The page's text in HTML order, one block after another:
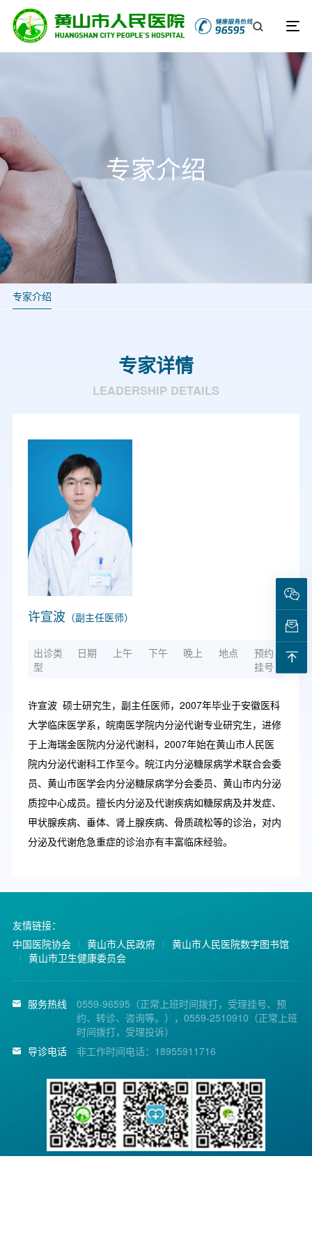
专家介绍
专家介绍
专家详情
LEADERSHIP DETAILS
许宣波 （副主任医师）
出诊类
型
日期 上午 下午 晚上 地点
预约
挂号
许宣波 硕士研究生，副主任医师，2007年毕业于安徽医科
大学临床医学系，皖南医学院内分泌代谢专业研究生，进修
于上海瑞金医院内分泌代谢科，2007年始在黄山市人民医
院内分泌代谢科工作至今。皖江内分泌糖尿病学术联合会委
员、黄山市医学会内分泌糖尿病学分会委员、黄山市内分泌
质控中心成员。擅长内分泌及代谢疾病如糖尿病及并发症、
甲状腺疾病、垂体、肾上腺疾病、骨质疏松等的诊治，对内
分泌及代谢危急重症的诊治亦有丰富临床经验。
友情链接：
中国医院协会
黄山市人民政府
黄山市人民医院数字图书馆
黄山市卫生健康委员会
服务热线
0559-96595（正常上班时间拨打，受理挂号、预
约、转诊、咨询等。），0559-2510910（正常上班
时间拨打，受理投诉）
导诊电话
非工作时间电话：18955911716